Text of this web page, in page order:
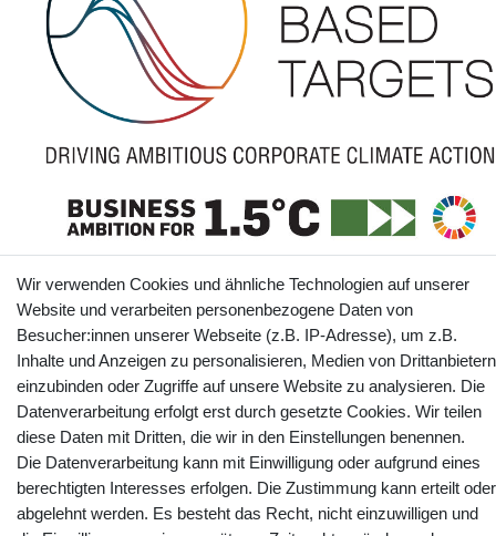
The SBTi has approved webtotrade GmbH’s near-term science-based
emissions reduction target: webtotrade GmbH commits to reduce absolute
and to measure and reduce its scope 3 emissions.
Informationen
Vertrag widerrufen Kontakt
YouTube Facebook Instagram
Wir verwenden Cookies und ähnliche Technologien auf unserer
Website und verarbeiten personenbezogene Daten von
Besucher:innen unserer Webseite (z.B. IP-Adresse), um z.B.
Inhalte und Anzeigen zu personalisieren, Medien von Drittanbietern
einzubinden oder Zugriffe auf unsere Website zu analysieren. Die
Datenverarbeitung erfolgt erst durch gesetzte Cookies. Wir teilen
diese Daten mit Dritten, die wir in den Einstellungen benennen.
Die Datenverarbeitung kann mit Einwilligung oder aufgrund eines
berechtigten Interesses erfolgen. Die Zustimmung kann erteilt oder
abgelehnt werden. Es besteht das Recht, nicht einzuwilligen und